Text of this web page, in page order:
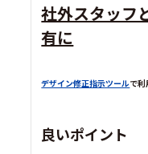
社外スタッフ
有に
デザイン修正指示ツールで利
良いポイント